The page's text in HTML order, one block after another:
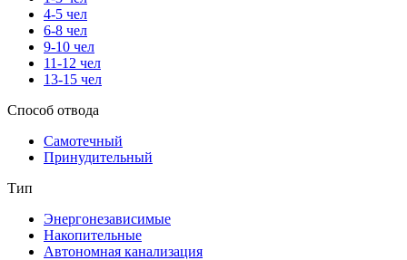
4-5 чел
6-8 чел
9-10 чел
11-12 чел
13-15 чел
Способ отвода
Самотечный
Принудительный
Тип
Энергонезависимые
Накопительные
Автономная канализация